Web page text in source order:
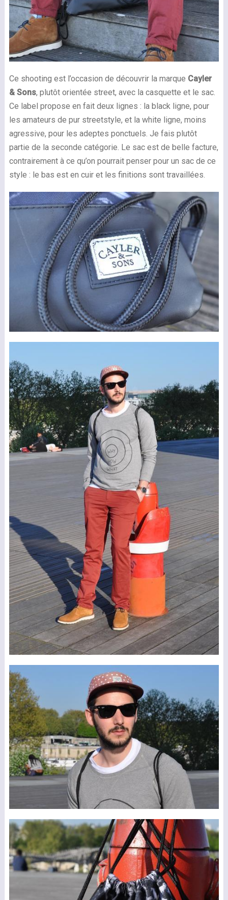
Ce shooting est l’occasion de découvrir la marque Cayler
& Sons, plutôt orientée street, avec la casquette et le sac.
Ce label propose en fait deux lignes : la black ligne, pour
les amateurs de pur streetstyle, et la white ligne, moins
agressive, pour les adeptes ponctuels. Je fais plutôt
partie de la seconde catégorie. Le sac est de belle facture,
contrairement à ce qu’on pourrait penser pour un sac de ce
style : le bas est en cuir et les finitions sont travaillées.